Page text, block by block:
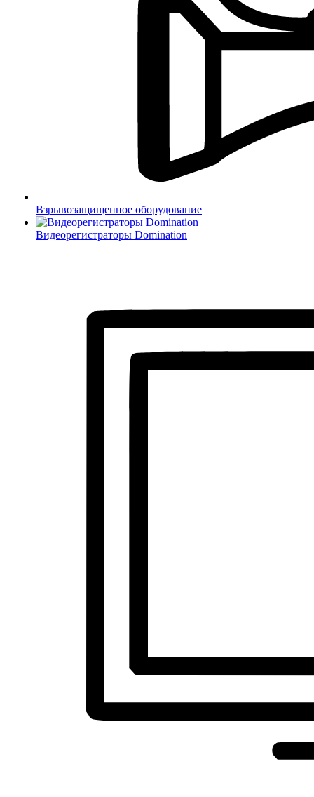
Взрывозащищенное оборудование
Видеорегистраторы Domination